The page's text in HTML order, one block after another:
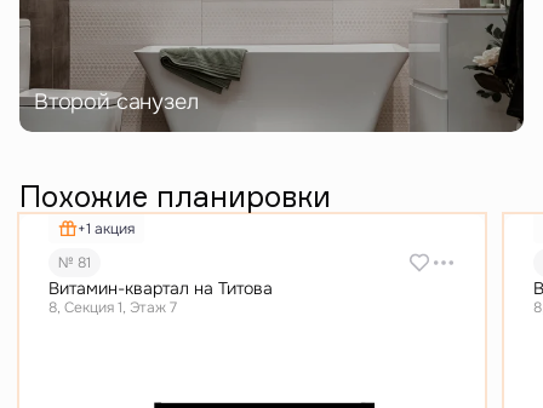
Второй санузел
Похожие планировки
+1 акция
№ 81
Витамин-квартал на Титова
8, Секция 1, Этаж 7